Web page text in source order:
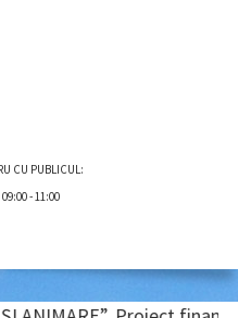
CU PUBLICUL:
- 11:00